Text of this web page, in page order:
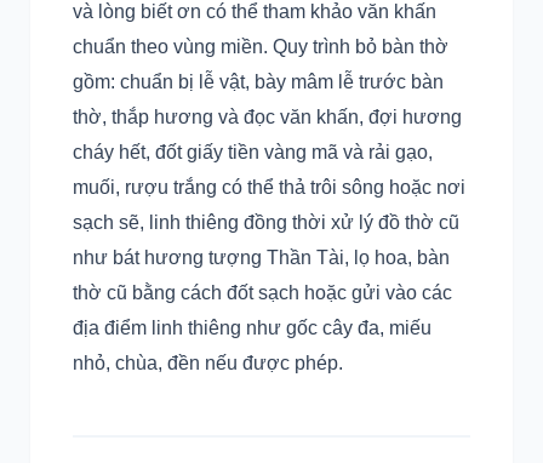
và lòng biết ơn có thể tham khảo văn khấn
chuẩn theo vùng miền. Quy trình bỏ bàn thờ
gồm: chuẩn bị lễ vật, bày mâm lễ trước bàn
thờ, thắp hương và đọc văn khấn, đợi hương
cháy hết, đốt giấy tiền vàng mã và rải gạo,
muối, rượu trắng có thể thả trôi sông hoặc nơi
sạch sẽ, linh thiêng đồng thời xử lý đồ thờ cũ
như bát hương tượng Thần Tài, lọ hoa, bàn
thờ cũ bằng cách đốt sạch hoặc gửi vào các
địa điểm linh thiêng như gốc cây đa, miếu
nhỏ, chùa, đền nếu được phép.